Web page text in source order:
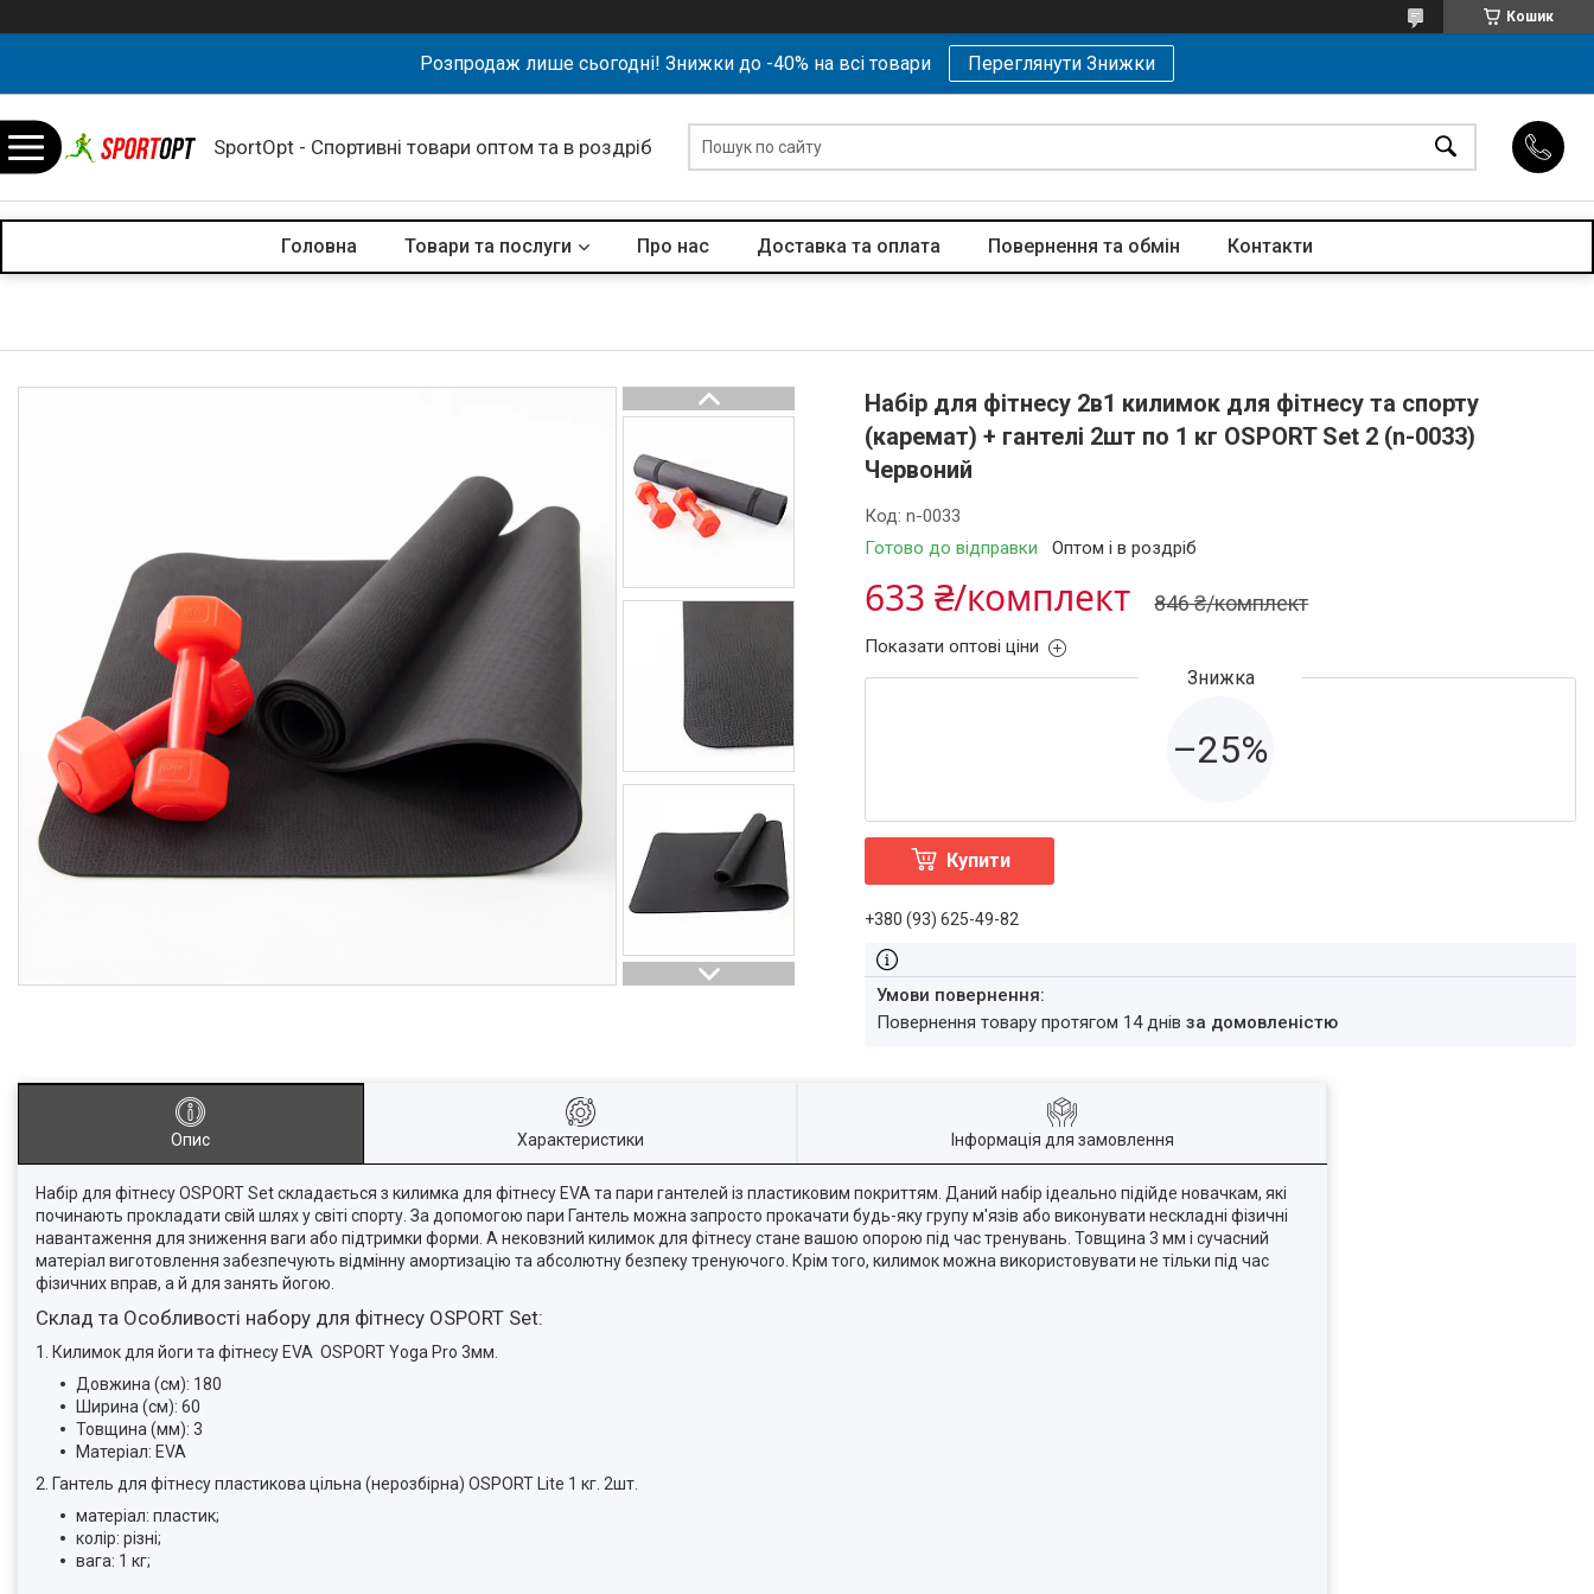
Кошик
Розпродаж лише сьогодні! Знижки до -40% на всі товари Переглянути Знижки
SportOpt - Спортивні товари оптом та в роздріб
Головна Товари та послуги Про нас Доставка та оплата Повернення та обмін Контакти
Набір для фітнесу 2в1 килимок для фітнесу та спорту
(каремат) + гантелі 2шт по 1 кг OSPORT Set 2 (n-0033)
Червоний
Готово до відправки Оптом і в роздріб
Код:n-0033
846 ₴/комплект
633 ₴/комплект
Показати оптові ціни
–25%
Купити
+380 (93) 625-49-82
повернення товару протягом 14 днівза домовленістю
Опис Характеристики Інформація для замовлення
Набір для фітнесу OSPORT Set складається з килимка для фітнесу EVA та пари гантелей із пластиковим покриттям. Даний набір ідеально підійде новачкам, які
починають прокладати свій шлях у світі спорту. За допомогою пари Гантель можна запросто прокачати будь-яку групу м'язів або виконувати нескладні фізичні
навантаження для зниження ваги або підтримки форми. А нековзний килимок для фітнесу стане вашою опорою під час тренувань. Товщина 3 мм і сучасний
матеріал виготовлення забезпечують відмінну амортизацію та абсолютну безпеку тренуючого. Крім того, килимок можна використовувати не тільки під час
фізичних вправ, а й для занять йогою.
Склад та Особливості набору для фітнесу OSPORT Set:
1. Килимок для йоги та фітнесу EVA OSPORT Yoga Pro 3мм.
Довжина (см): 180
Ширина (см): 60
Товщина (мм): 3
Матеріал: EVA
2. Гантель для фітнесу пластикова цільна (нерозбірна) OSPORT Lite 1 кг. 2шт.
матеріал: пластик;
колір: різні;
вага: 1 кг;